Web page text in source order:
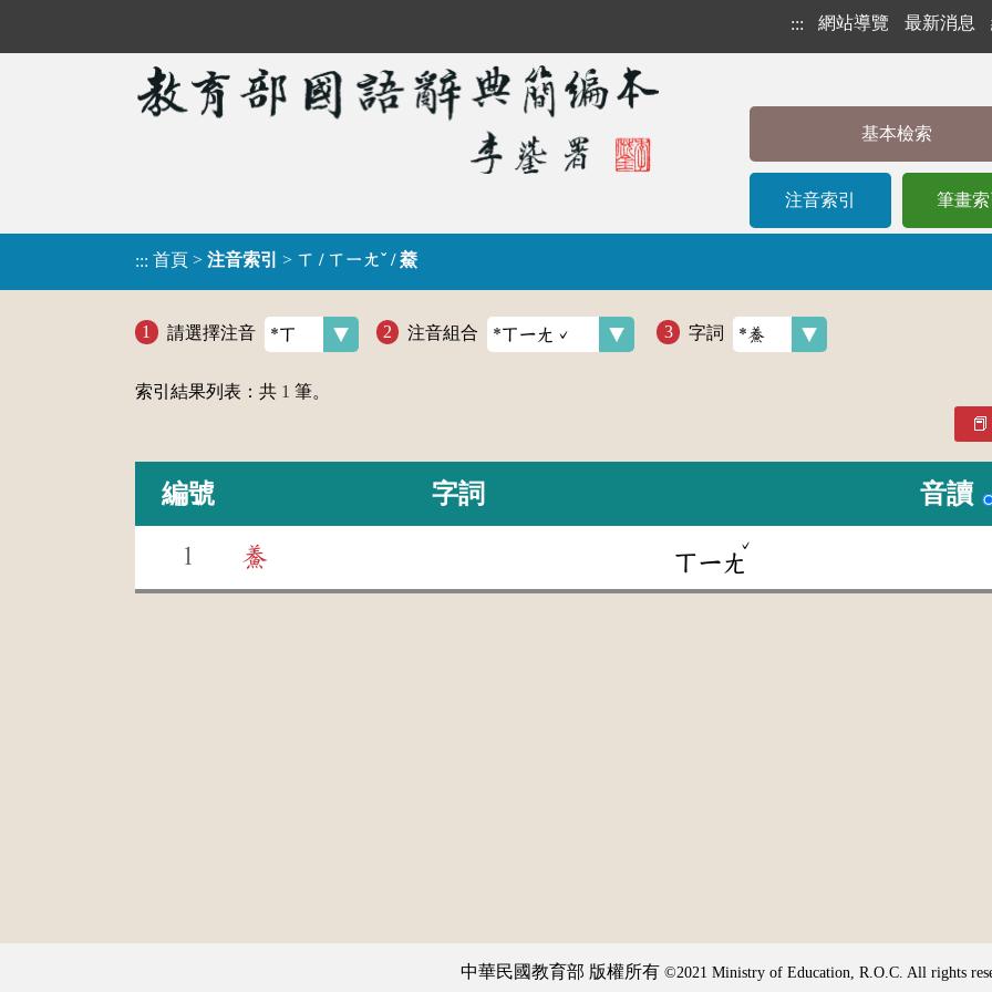
::: 網站導覽 最新消息
基本檢索
注音索引 筆畫索
::: 首頁 > 注音索引 > ㄒ / ㄒㄧㄤˇ / 鯗
請選擇注音 注音組合 字詞
索引結果列表：共 1 筆。
編號 字詞 音讀
1 鯗 ㄒㄧㄤ
ˇ
中華民國教育部 版權所有 ©2021 Ministry of Education, R.O.C. All rights